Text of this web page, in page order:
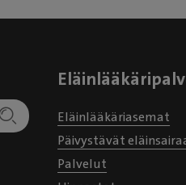
Eläinlääkäriasemat
Päivystävät
Palvelut